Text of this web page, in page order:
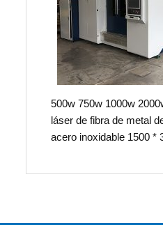
500w 750w 1000w
láser de fibra de metal
acero inoxidable 1500 *